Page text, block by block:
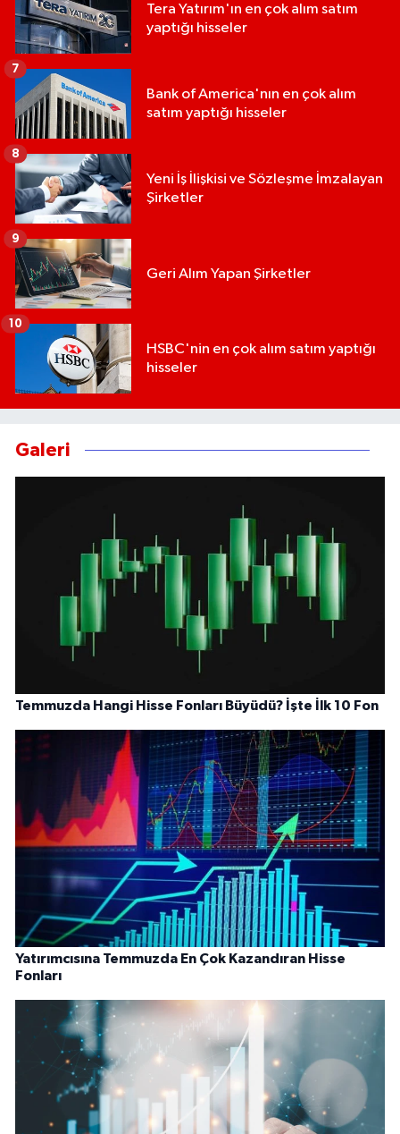
Tera Yatırım'ın en çok alım satım
yaptığı hisseler
Bank of America'nın en çok alım
satım yaptığı hisseler
7
Yeni İş İlişkisi ve Sözleşme İmzalayan
Şirketler
8
Geri Alım Yapan Şirketler
9
HSBC'nin en çok alım satım yaptığı
hisseler
10
Galeri
Temmuzda Hangi Hisse Fonları Büyüdü? İşte İlk 10 Fon
Yatırımcısına Temmuzda En Çok Kazandıran Hisse
Fonları